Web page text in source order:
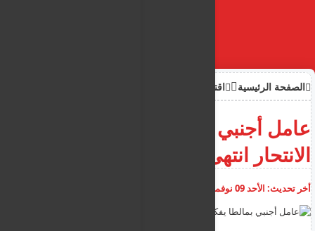
الصفحة الرئيسية اقتصاد
عامل أجنبي بمالطا يفكر في
الانتحار انتهى به الأمر مشرداً
أخر تحديث: الأحد 09 نوفمبر 2025